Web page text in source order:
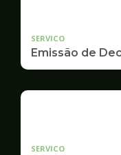
SERVICO
Emissão de
SERVICO